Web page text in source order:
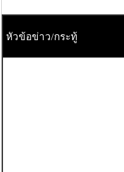
หัวข้อข่าว/กระทู้